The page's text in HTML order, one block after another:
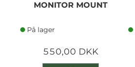
MONITOR MOUNT
På lager
550,00 DKK